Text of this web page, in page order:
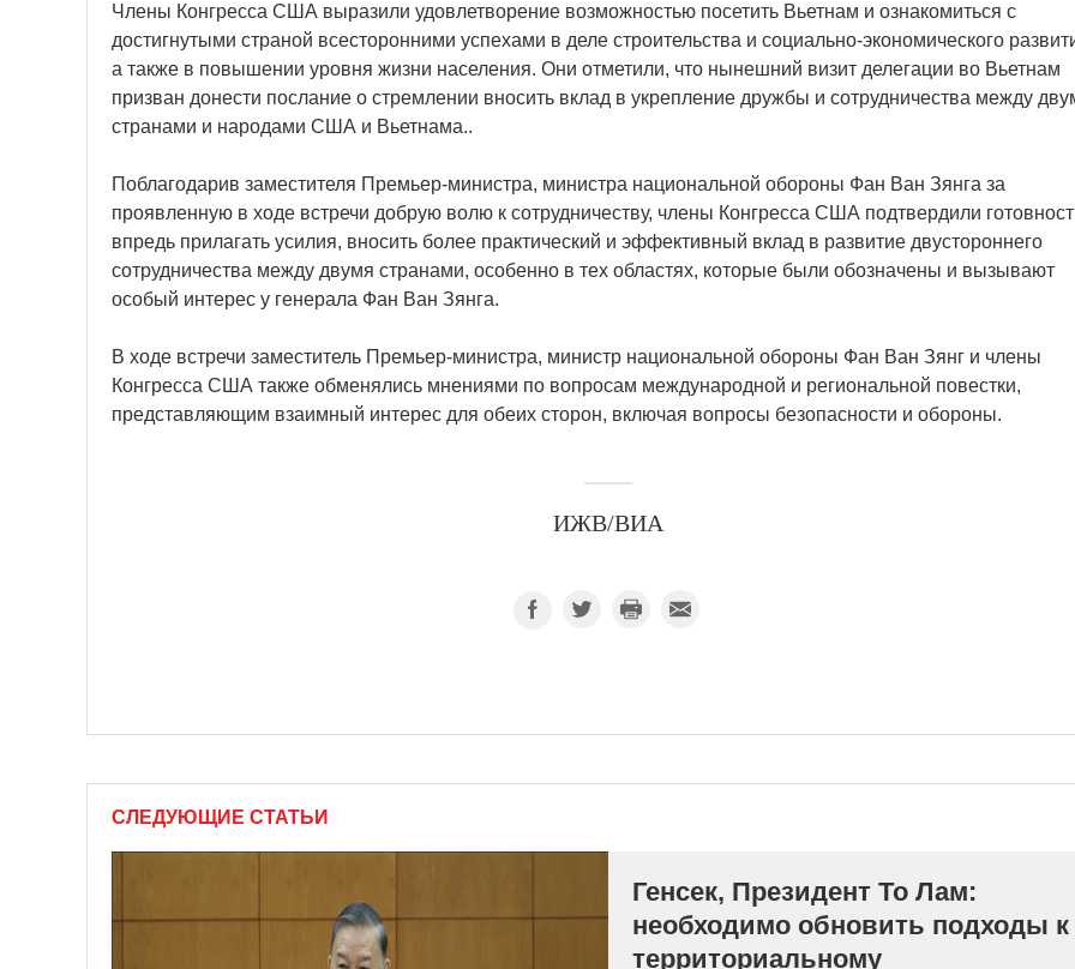
Члены Конгресса США выразили удовлетворение возможностью посетить Вьетнам и ознакомиться с
достигнутыми страной всесторонними успехами в деле строительства и социально-экономического
а также в повышении уровня жизни населения. Они отметили, что нынешний визит делегации во Вьетнам
призван донести послание о стремлении вносить вклад в укрепление дружбы и сотрудничества между
странами и народами США и Вьетнама..
Поблагодарив заместителя Премьер-министра, министра национальной обороны Фан Ван Зянга за
проявленную в ходе встречи добрую волю к сотрудничеству, члены Конгресса США подтвердили
впредь прилагать усилия, вносить более практический и эффективный вклад в развитие двустороннего
сотрудничества между двумя странами, особенно в тех областях, которые были обозначены и вызывают
особый интерес у генерала Фан Ван Зянга.
В ходе встречи заместитель Премьер-министра, министр национальной обороны Фан Ван Зянг и члены
Конгресса США также обменялись мнениями по вопросам международной и региональной повестки,
представляющим взаимный интерес для обеих сторон, включая вопросы безопасности и обороны.
ИЖВ/ВИА
СЛЕДУЮЩИЕ СТАТЬИ
Генсек, Президент То Лам:
необходимо обновить подходы к
территориальному